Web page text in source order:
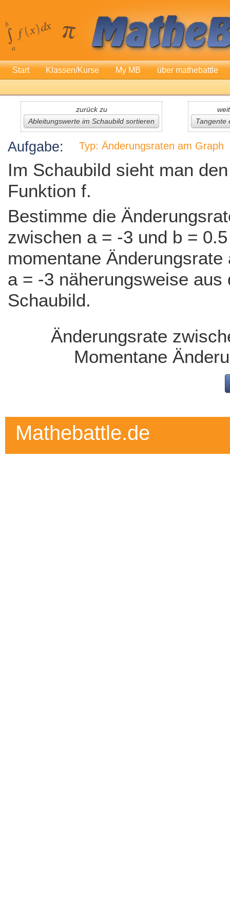
Start Klassen/Kurse My MB über mathebattle
zurück zu
Ableitungswerte im Schaubild sortieren
Tangente
Aufgabe: Typ: Änderungsraten am Graph
Im Schaubild sieht man
Funktion f.
Bestimme die
zwischen a = -3 und b =
momentane Änderungsrate
a = -3 näherungsweise aus
Schaubild.
Änderungsrate
Momentane
Mathebattle.de